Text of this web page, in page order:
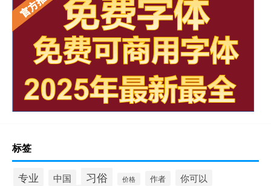
标签
专业 中国 习俗 价格 作者 你可以